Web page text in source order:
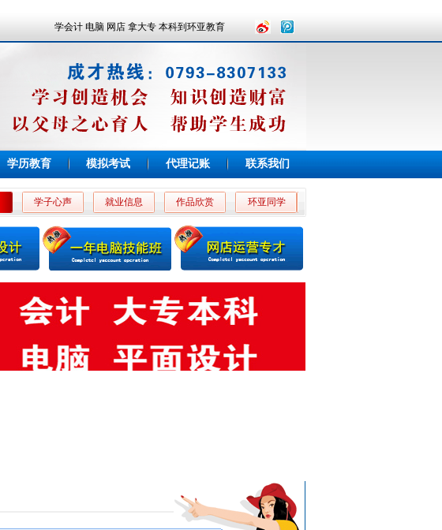
学会计 电脑 网店 拿大专 本科到环亚教育
学历教育 模拟考试 代理记账 联系我们
学子心声 就业信息 作品欣赏 环亚同学